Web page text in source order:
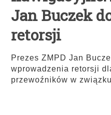
Jan Buczek
retorsji
Prezes ZMPD Jan
wprowadzenia retorsji
przewoźników w